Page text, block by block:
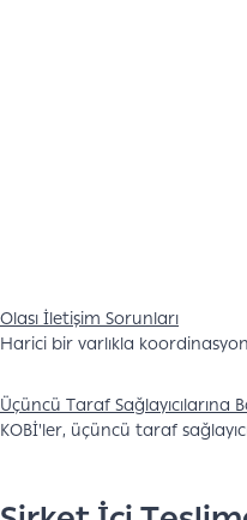
Olası İletişim Sorunları
Harici bir varlıkla
Üçüncü Taraf Sağlayıcılarına
KOBİ'ler, üçüncü taraf